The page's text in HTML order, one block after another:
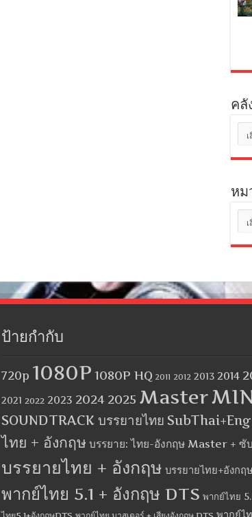
คลั
เก็บ
หม
หมู่
ป้ายกำกับ
720p 1080P 1080P HQ 2011 2012 2013 2014
2021 2022 2023 2024 2025 Master
SOUNDTRACK บรรยายไทย SubThai+Eng
ไทย + อังกฤษ บรรยาย: ไทย-อังกฤษ Master + ซั
บรรยายไทย + อังกฤษ บรรยายไทย+อังกฤษ
พากย์ไทย 5.1 + อังกฤษ DTS พากย์ไทย